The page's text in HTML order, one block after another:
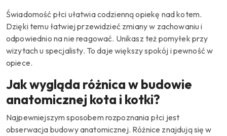
Świadomość płci ułatwia codzienną opiekę nad kotem.
Dzięki temu łatwiej przewidzieć zmiany w zachowaniu i
odpowiednio na nie reagować. Unikasz też pomyłek przy
wizytach u specjalisty. To daje większy spokój i pewność w
opiece.
Jak wygląda różnica w budowie
anatomicznej kota i kotki?
Najpewniejszym sposobem rozpoznania płci jest
obserwacja budowy anatomicznej. Różnice znajdują się w